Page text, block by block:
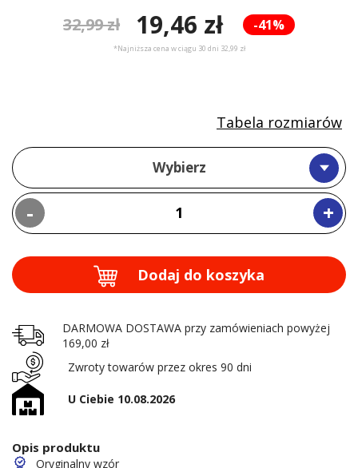
-41%
32,99 zł 19,46 zł
*Najniższa cena w ciągu 30 dni 32,99 zł
Wybierz
- +
Tabela rozmiarów
Dodaj do koszyka
DARMOWA DOSTAWA przy zamówieniach powyżej
169,00 zł
Zwroty towarów przez okres 90 dni
U Ciebie 10.08.2026
Opis produktu
Oryginalny wzór